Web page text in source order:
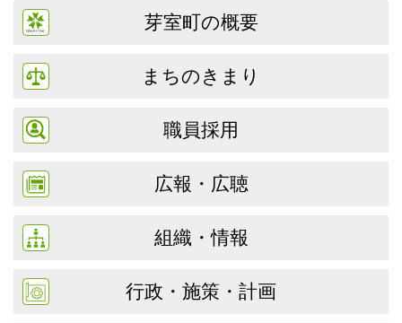
芽室町の概要
まちのきまり
職員採用
広報・広聴
組織・情報
行政・施策・計画